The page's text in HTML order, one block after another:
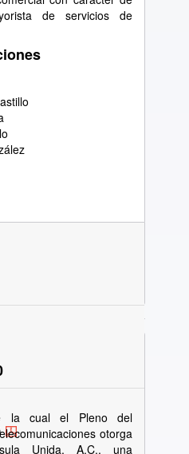
de servicios de
la cual el Pleno del
otorga
Unida, A.C., una